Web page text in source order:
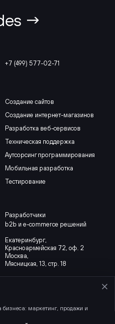
→
Разработчики
b2b и e-commerce решений
Екатеринбург,
Красноармейская 72, оф. 2
Москва,
Мясницкая, 13, стр. 18
+7 (499) 577-02-71
Создание сайтов
Создание интернет-магазинов
Разработка веб-сервисов
Техническая поддержка
Аутсорсинг программирования
Мобильная разработка
Тестирование
Политика конфиденциальности
бизнеса: маркетинг, продажи и